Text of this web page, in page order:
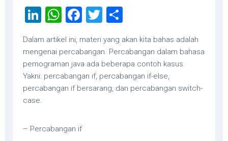
LinkedIn
WhatsApp
Facebook
Twitter
Dalam artikel ini, materi yang akan kita bahas adalah
mengenai percabangan. Percabangan dalam bahasa
pemograman java ada beberapa contoh kasus.
Yakni: percabangan if, percabangan if-else,
percabangan if bersarang, dan percabangan switch-
case.
– Percabangan if